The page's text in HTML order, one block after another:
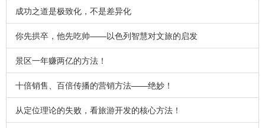
成功之道是极致化，不是差异化
你先拱卒，他先吃帅——以色列智慧对文旅的启发
景区一年赚两亿的方法！
十倍销售、百倍传播的营销方法——绝妙！
从定位理论的失败，看旅游开发的核心方法！